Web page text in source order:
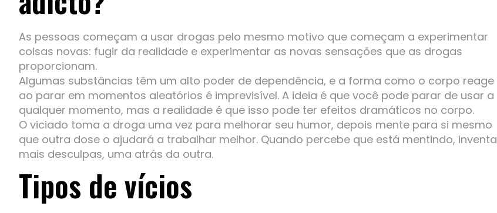
As pessoas começam a usar drogas pelo mesmo motivo que começam a experimentar
coisas novas: fugir da realidade e experimentar as novas sensações que as drogas
proporcionam.
Algumas substâncias têm um alto poder de dependência, e a forma como o corpo reage
ao parar em momentos aleatórios é imprevisível. A ideia é que você pode parar de usar a
qualquer momento, mas a realidade é que isso pode ter efeitos dramáticos no corpo.
O viciado toma a droga uma vez para melhorar seu humor, depois mente para si mesmo
que outra dose o ajudará a trabalhar melhor. Quando percebe que está mentindo, inventa
mais desculpas, uma atrás da outra.
Tipos de vícios